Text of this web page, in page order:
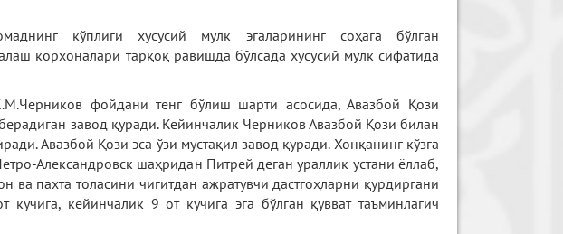
кўплиги хусусий мулк эгаларининг соҳага бўлган
корхоналари тарқоқ равишда бўлсада хусусий мулк сифатида
фойдани тенг бўлиш шарти асосида, Авазбой Қози
завод қуради. Кейинчалик Черников Авазбой Қози билан
Авазбой Қози эса ўзи мустақил завод қуради. Хонқанинг кўзга
Александровск шаҳридан Питрей деган ураллик устани ёллаб,
ва пахта толасини чигитдан ажратувчи дастгоҳларни қурдиргани
кейинчалик 9 от кучига эга бўлган қувват таъминлагич